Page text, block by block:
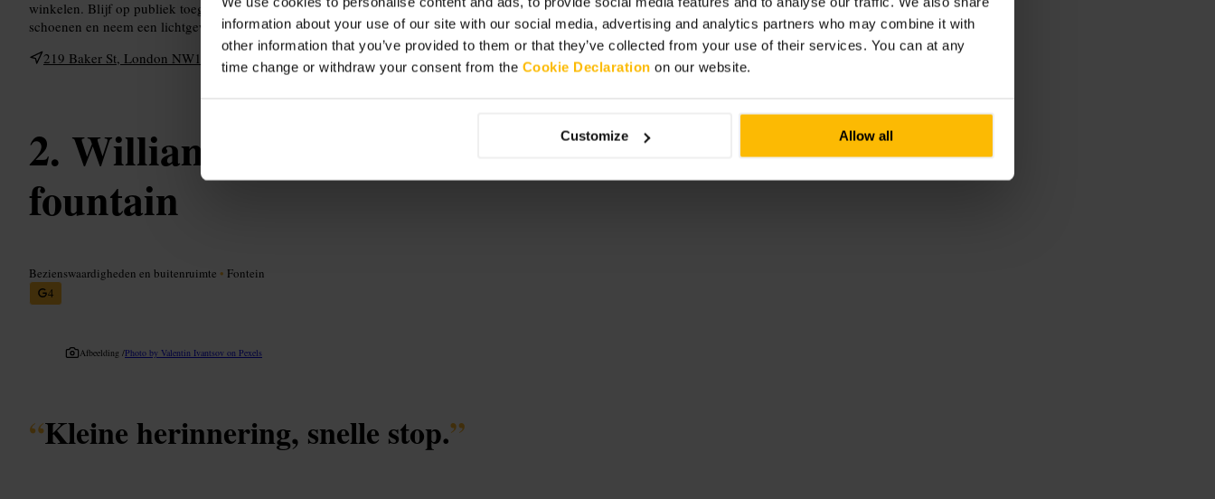
information about your use of our site with our social media, advertising and analytics partners who may combine it with
other information that you’ve provided to them or that they’ve collected from your use of their services. You can at any
time change or withdraw your consent from the Cookie Declaration on our website.
Customize Allow all
winkelen. Blijf op publiek toegankelijke paden en respecteer privéruimtes. Draag comfortabele
schoenen en neem een lichtgewicht jas bij wisselvallig weer.
219 Baker St, London NW1 6XE, UK
William Pitt Byrne memorial
fountain
Bezienswaardigheden en buitenruimte • Fontein
4
Afbeelding /Photo by Valentin Ivantsov on Pexels
“Kleine herinnering, snelle stop.”